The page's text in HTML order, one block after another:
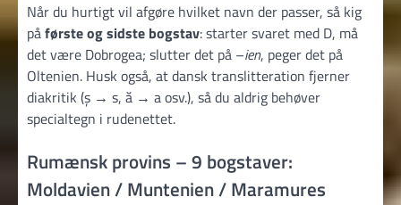
Når du hurtigt vil afgøre hvilket navn der passer, så kig
påførste og sidste bogstav: starter svaret med D, må
det være Dobrogea; slutter det på –ien, peger det på
Oltenien. Husk også, at dansk translitteration fjerner
diakritik (ș → s, ă → a osv.), så du aldrig behøver
specialtegn i rudenettet.
Rumænsk provins – 9 bogstaver:
Moldavien / Muntenien / Maramures